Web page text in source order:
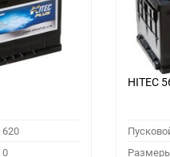
620
0
HITEC